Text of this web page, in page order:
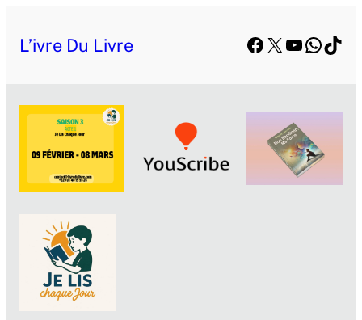
L’ivre Du Livre Facebook
X YouTube